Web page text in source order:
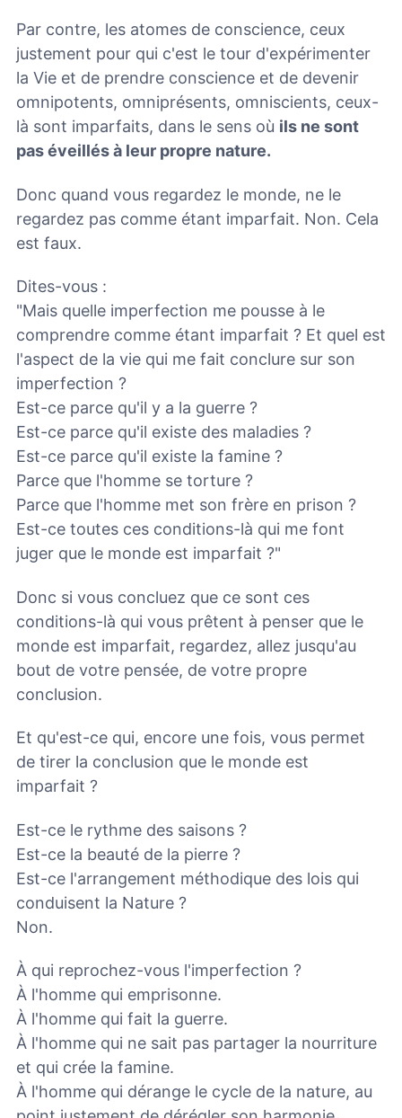
Par contre, les atomes de conscience, ceux
justement pour qui c'est le tour d'expérimenter
la Vie et de prendre conscience et de devenir
omnipotents, omniprésents, omniscients, ceux-
là sont imparfaits, dans le sens où ils ne sont
pas éveillés à leur propre nature.
Donc quand vous regardez le monde, ne le
regardez pas comme étant imparfait. Non. Cela
est faux.
Dites-vous :
"Mais quelle imperfection me pousse à le
comprendre comme étant imparfait ? Et quel est
l'aspect de la vie qui me fait conclure sur son
imperfection ?
Est-ce parce qu'il y a la guerre ?
Est-ce parce qu'il existe des maladies ?
Est-ce parce qu'il existe la famine ?
Parce que l'homme se torture ?
Parce que l'homme met son frère en prison ?
Est-ce toutes ces conditions-là qui me font
juger que le monde est imparfait ?"
Donc si vous concluez que ce sont ces
conditions-là qui vous prêtent à penser que le
monde est imparfait, regardez, allez jusqu'au
bout de votre pensée, de votre propre
conclusion.
Et qu'est-ce qui, encore une fois, vous permet
de tirer la conclusion que le monde est
imparfait ?
Est-ce le rythme des saisons ?
Est-ce la beauté de la pierre ?
Est-ce l'arrangement méthodique des lois qui
conduisent la Nature ?
Non.
À qui reprochez-vous l'imperfection ?
À l'homme qui emprisonne.
À l'homme qui fait la guerre.
À l'homme qui ne sait pas partager la nourriture
et qui crée la famine.
À l'homme qui dérange le cycle de la nature, au